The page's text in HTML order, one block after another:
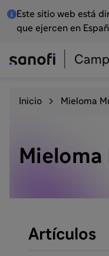
Este sitio web está
que ejercen en
Inicio Mieloma
Artículos